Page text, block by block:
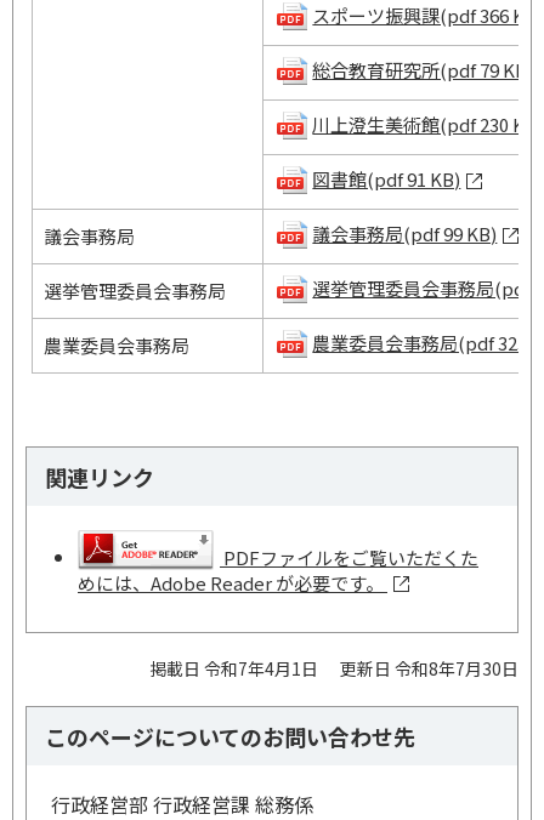
スポーツ振興課(pdf 366 KB)
総合教育研究所(pdf 79 KB)
川上澄生美術館(pdf 230 KB)
図書館(pdf 91 KB)
議会事務局 議会事務局(pdf 99 KB)
選挙管理委員会事務局 選挙管理委員会事務局(pdf
農業委員会事務局 農業委員会事務局(pdf 323
関連リンク
PDFファイルをご覧いただくた
めには、Adobe Reader が必要です。
掲載日 令和7年4月1日 更新日 令和8年7月30日
このページについてのお問い合わせ先
行政経営部 行政経営課 総務係